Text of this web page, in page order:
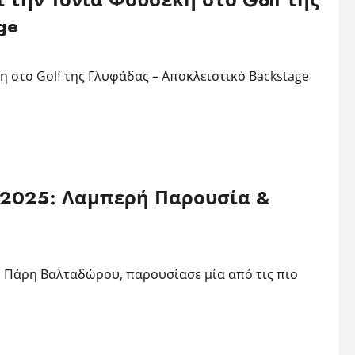
Golf της Γλυφάδας – Αποκλειστικό Backstage
2025: Λαμπερή Παρουσία &
Βαλταδώρου, παρουσίασε μία από τις πιο